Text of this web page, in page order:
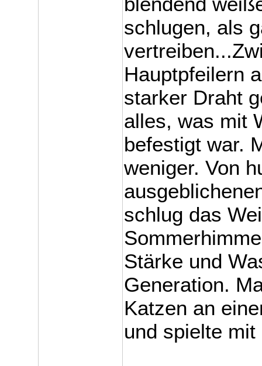
schlugen, als
Hauptpfeilern
starker Draht
alles, was mit
befestigt war.
weniger. Von
schlug das
Stärke und
Generation.
Katzen an
und spielte